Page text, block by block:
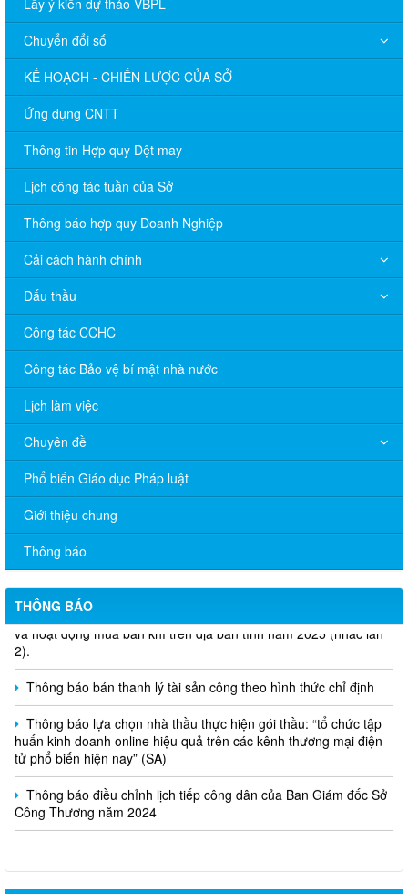
Chuyển đổi số
KẾ HOẠCH - CHIẾN LƯỢC CỦA SỞ
Ứng dụng CNTT
Thông tin Hợp quy Dệt may
Lịch công tác tuần của Sở
Thông báo hợp quy Doanh Nghiệp
Cải cách hành chính
Đấu thầu
Công tác CCHC
Công tác Bảo vệ bí mật nhà nước
Lịch làm việc
Chuyên đề
Phổ biến Giáo dục Pháp luật
Giới thiệu chung
Thông báo
THÔNG BÁO
V/v đề nghị báo cáo hệ thống phân phối, nhãn hiệu hàng hóa
và hoạt động mua bán khí trên địa bàn tỉnh năm 2025 (nhắc lần
2).
Thông báo bán thanh lý tài sản công theo hình thức chỉ định
Thông báo lựa chọn nhà thầu thực hiện gói thầu: “tổ chức tập
huấn kinh doanh online hiệu quả trên các kênh thương mại điện
tử phổ biến hiện nay” (SA)
Thông báo điều chỉnh lịch tiếp công dân của Ban Giám đốc Sở
Công Thương năm 2024